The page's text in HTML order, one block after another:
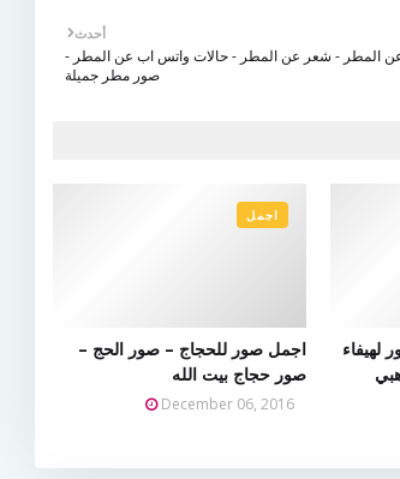
أحدث
المطر - شعر عن المطر - حالات واتس اب عن المطر -
صور مطر جميلة
لهيفاء
اجمل
اجمل صور للحجاج – صور الحج –
صور حجاج بيت الله
December 06, 2016